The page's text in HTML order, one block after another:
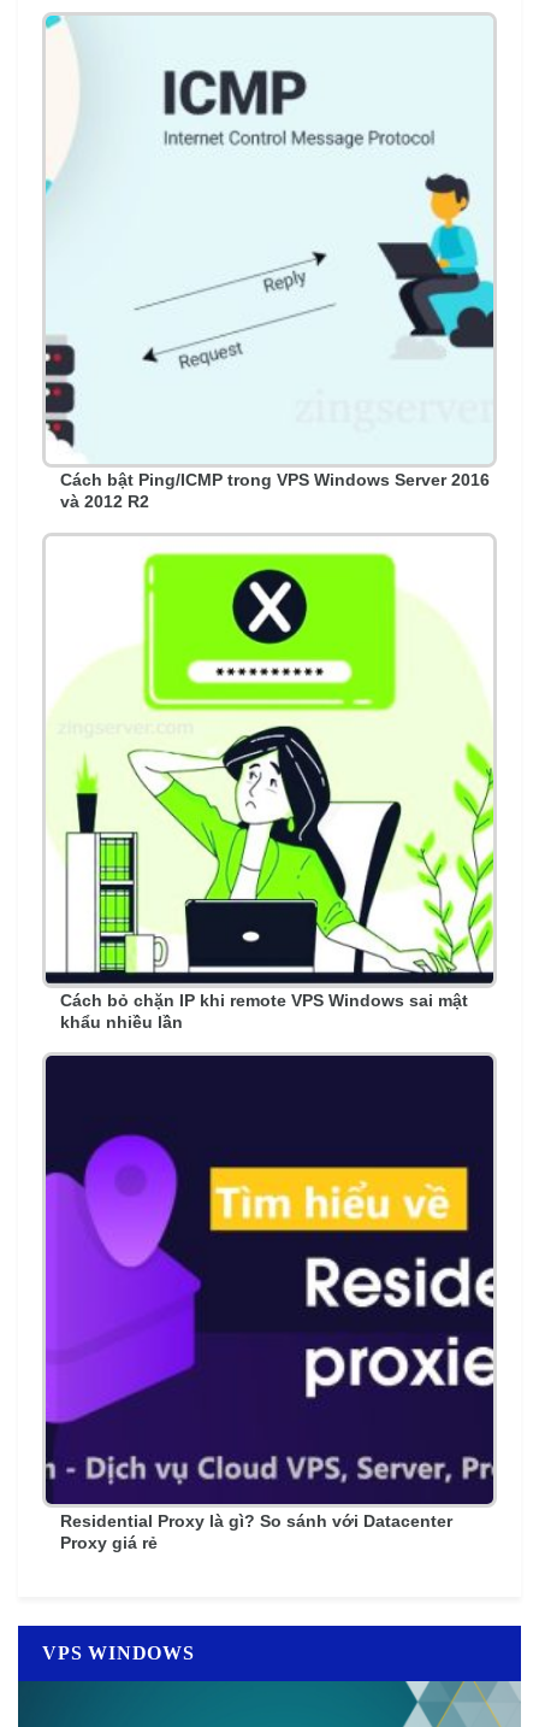
Cách bật Ping/ICMP trong VPS Windows Server 2016
và 2012 R2
Cách bỏ chặn IP khi remote VPS Windows sai mật
khẩu nhiều lần
Residential Proxy là gì? So sánh với Datacenter
Proxy giá rẻ
VPS WINDOWS